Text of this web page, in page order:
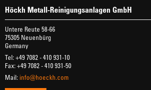
Höckh Metall-Reinigungsanlagen GmbH
Untere Reute 58-66
75305 Neuenbürg
Germany
Tel: +49 7082 - 410 931-10
Fax: +49 7082 - 410 931-50
Mail: info@hoeckh.com